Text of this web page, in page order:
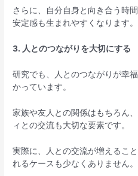
さらに、自分自身と向き合う時
安定感も生まれやすくなります。
3. 人とのつながりを大切にする
研究でも、人とのつながりが幸
かっています。
家族や友人との関係はもちろん
ィとの交流も大切な要素です。
実際に、人との交流が増えるこ
れるケースも少なくありません。